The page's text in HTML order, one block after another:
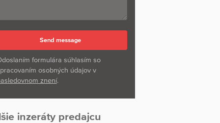
formulára súhlasím so
osobných údajov v
znení.
inzeráty predajcu